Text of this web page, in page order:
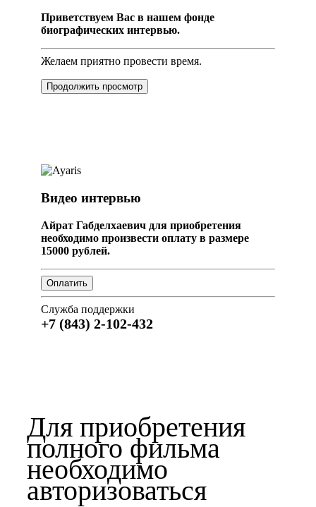
Приветствуем Вас в нашем фонде
биографических интервью.
Желаем приятно провести время.
Продолжить просмотр
Видео интервью
Айрат Габделхаевич для приобретения
необходимо произвести оплату в размере
15000 рублей.
Служба поддержки
+7 (843) 2-102-432
Для приобретения
полного фильма
необходимо
авторизоваться